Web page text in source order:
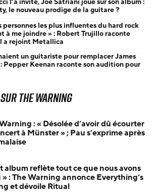
le nouveau prodige de la guitare ?
personnes les plus influentes du hard rock
à me joindre » : Robert Trujillo raconte
a rejoint Metallica
un guitariste pour remplacer James
Pepper Keenan raconte son audition pour
The Warning
: « Désolée d’avoir dû écourter
à Münster » ; Pau s’exprime après
album reflète tout ce que nous avons
» : The Warning annonce Everything’s
et dévoile Ritual